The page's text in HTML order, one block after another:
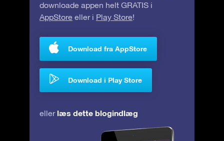
downloade appen helt GRATIS i
AppStore eller i Play Store!
Download fra AppStore
Download i Play Store
eller læs dette blogindlæg